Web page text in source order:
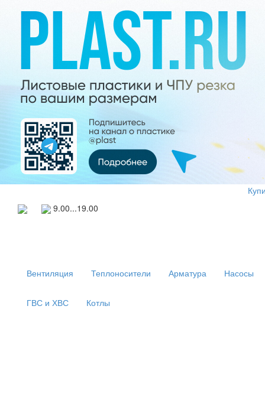
9.00...19.00
Вентиляция Теплоносители Арматура Насосы
ГВС и ХВС Котлы